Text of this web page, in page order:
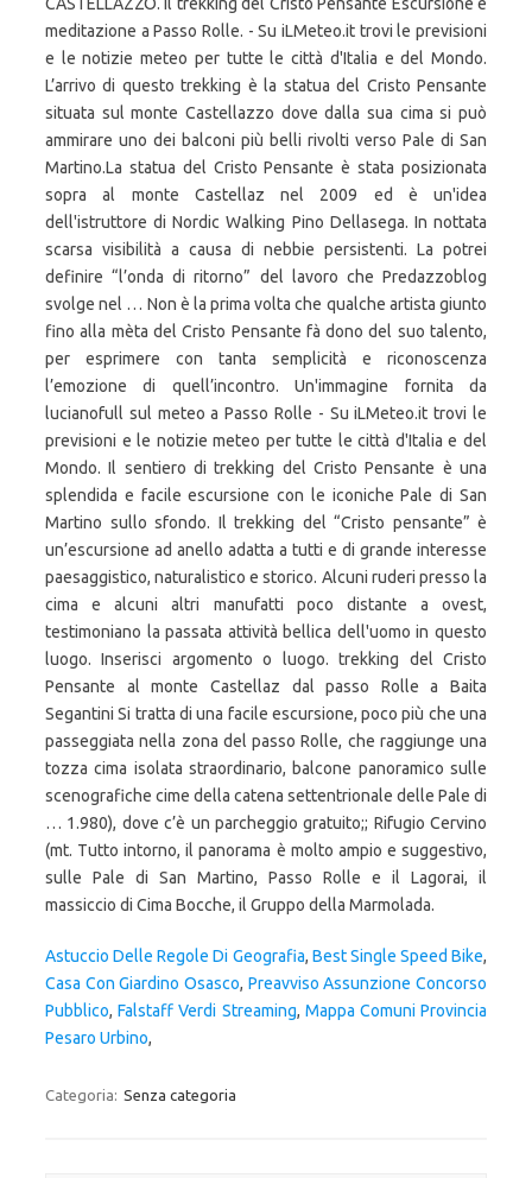
meditazione a Passo Rolle. - Su iLMeteo.it trovi le previsioni
e le notizie meteo per tutte le città d'Italia e del Mondo.
L’arrivo di questo trekking è la statua del Cristo Pensante
situata sul monte Castellazzo dove dalla sua cima si può
ammirare uno dei balconi più belli rivolti verso Pale di San
Martino.La statua del Cristo Pensante è stata posizionata
sopra al monte Castellaz nel 2009 ed è un'idea
dell'istruttore di Nordic Walking Pino Dellasega. In nottata
scarsa visibilità a causa di nebbie persistenti. La potrei
definire “l’onda di ritorno” del lavoro che Predazzoblog
svolge nel … Non è la prima volta che qualche artista giunto
fino alla mèta del Cristo Pensante fà dono del suo talento,
per esprimere con tanta semplicità e riconoscenza
l’emozione di quell’incontro. Un'immagine fornita da
lucianofull sul meteo a Passo Rolle - Su iLMeteo.it trovi le
previsioni e le notizie meteo per tutte le città d'Italia e del
Mondo. Il sentiero di trekking del Cristo Pensante è una
splendida e facile escursione con le iconiche Pale di San
Martino sullo sfondo. Il trekking del “Cristo pensante” è
un’escursione ad anello adatta a tutti e di grande interesse
paesaggistico, naturalistico e storico. Alcuni ruderi presso la
cima e alcuni altri manufatti poco distante a ovest,
testimoniano la passata attività bellica dell'uomo in questo
luogo. Inserisci argomento o luogo. trekking del Cristo
Pensante al monte Castellaz dal passo Rolle a Baita
Segantini Si tratta di una facile escursione, poco più che una
passeggiata nella zona del passo Rolle, che raggiunge una
tozza cima isolata straordinario, balcone panoramico sulle
scenografiche cime della catena settentrionale delle Pale di
… 1.980), dove c’è un parcheggio gratuito;; Rifugio Cervino
(mt. Tutto intorno, il panorama è molto ampio e suggestivo,
sulle Pale di San Martino, Passo Rolle e il Lagorai, il
massiccio di Cima Bocche, il Gruppo della Marmolada.
Astuccio Delle Regole Di Geografia, Best Single Speed Bike,
Casa Con Giardino Osasco, Preavviso Assunzione Concorso
Pubblico,Falstaff Verdi Streaming, Mappa Comuni Provincia
Pesaro Urbino,
Categoria: Senza categoria